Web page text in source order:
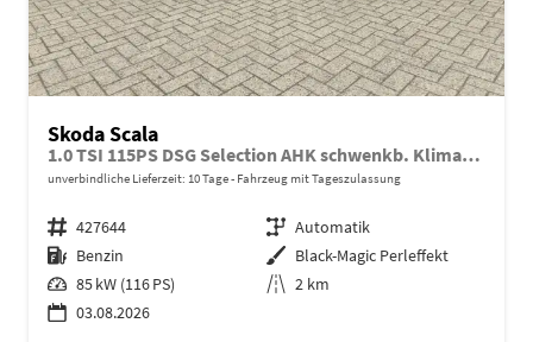
Skoda Scala
1.0 TSI 115PS DSG Selection AHK schwenkb. Klimaautomatik Sitzheizung PDC Rückf.Kamera Apple CarPlay Android Auto
unverbindliche Lieferzeit: 10 Tage Fahrzeug mit Tageszulassung
Fahrzeugnr. 427644 Getriebe Automatik
Kraftstoff Benzin Außenfarbe Black-Magic Perleffekt
Leistung 85 kW (116 PS) Kilometerstand 2 km
03.08.2026